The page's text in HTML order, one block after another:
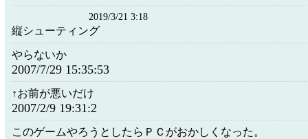
2019/3/21 3:18
縦シューティング
やらないか
2007/7/29 15:35:53
↑お前が悪いだけ
2007/2/9 19:31:2
このゲームやろうとしたらＰＣがおかしくなった。